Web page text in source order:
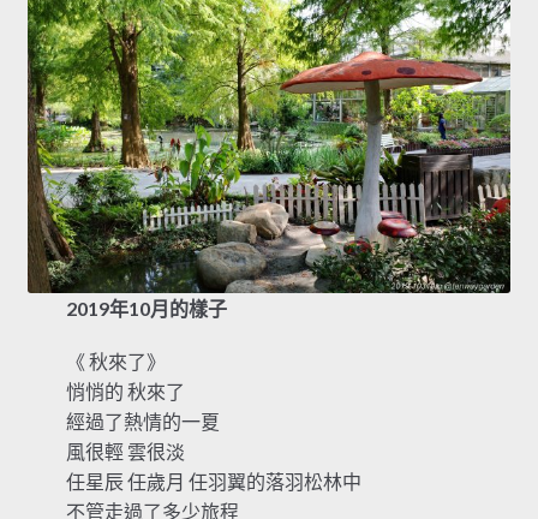
2019年10月的樣子
《 秋來了》
悄悄的 秋來了
經過了熱情的一夏
風很輕 雲很淡
任星辰 任歲月 任羽翼的落羽松林中
不管走過了多少旅程